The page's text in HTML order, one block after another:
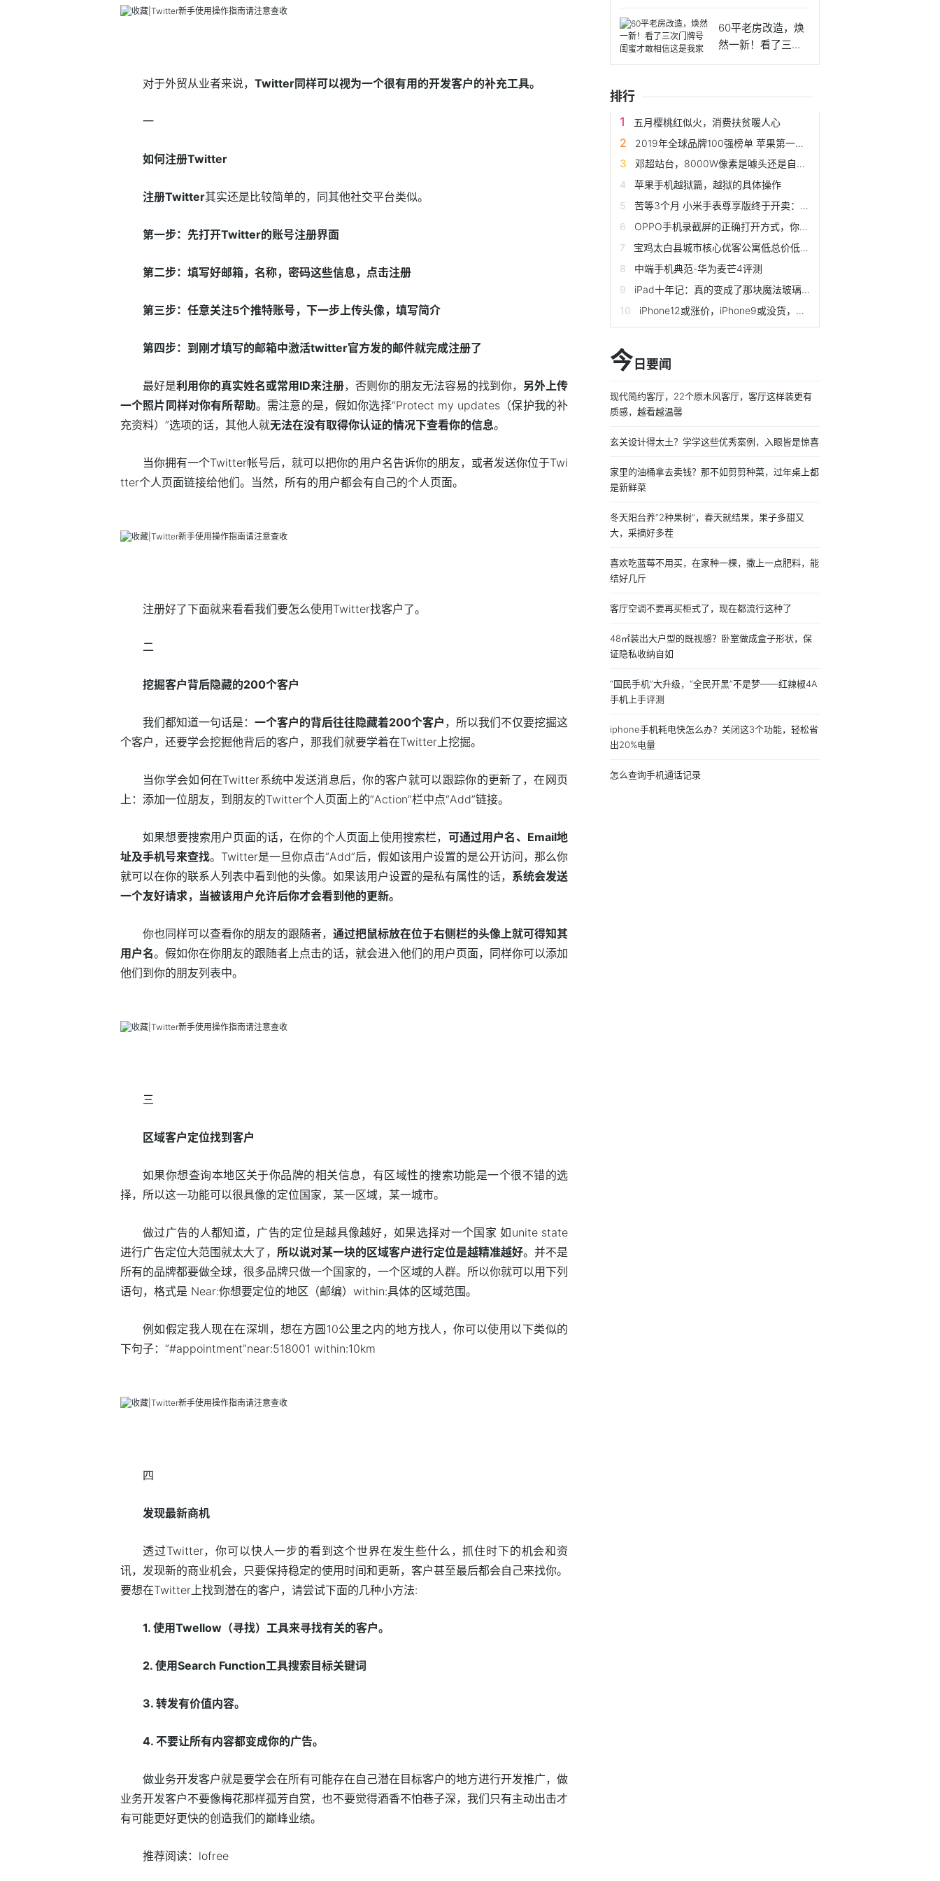
对于外贸从业者来说， Twitter同样可以视为一个很有用的开发客户的补充工具。
一
如何注册Twitter
注册Twitter其实还是比较简单的，同其他社交平台类似。
第一步：先打开Twitter的账号注册界面
第二步：填写好邮箱，名称，密码这些信息，点击注册
第三步：任意关注5个推特账号，下一步上传头像，填写简介
第四步：到刚才填写的邮箱中激活twitter官方发的邮件就完成注册了
最好是利用你的真实姓名或常用ID来注册，否则你的朋友无法容易的找到你， 另外上传
一个照片同样对你有所帮助。需注意的是，假如你选择“Protect my updates（保护我的补
充资料）”选项的话，其他人就无法在没有取得你认证的情况下查看你的信息。
当你拥有一个Twitter帐号后，就可以把你的用户名告诉你的朋友，或者发送你位于Twi
tter个人页面链接给他们。当然，所有的用户都会有自己的个人页面。
注册好了下面就来看看我们要怎么使用Twitter找客户了。
二
挖掘客户背后隐藏的200个客户
我们都知道一句话是： 一个客户的背后往往隐藏着200个客户 ，所以我们不仅要挖掘这
个客户，还要学会挖掘他背后的客户，那我们就要学着在Twitter上挖掘。
当你学会如何在Twitter系统中发送消息后，你的客户就可以跟踪你的更新了，在网页
上：添加一位朋友，到朋友的Twitter个人页面上的“Action”栏中点“Add”链接。
如果想要搜索用户页面的话，在你的个人页面上使用搜索栏， 可通过用户名、Email地
址及手机号来查找。Twitter是一旦你点击“Add”后，假如该用户设置的是公开访问，那么你
就可以在你的联系人列表中看到他的头像。如果该用户设置的是私有属性的话， 系统会发送
一个友好请求，当被该用户允许后你才会看到他的更新。
你也同样可以查看你的朋友的跟随者， 通过把鼠标放在位于右侧栏的头像上就可得知其
用户名。假如你在你朋友的跟随者上点击的话，就会进入他们的用户页面，同样你可以添加
他们到你的朋友列表中。
三
区域客户定位找到客户
如果你想查询本地区关于你品牌的相关信息，有区域性的搜索功能是一个很不错的选
择，所以这一功能可以很具像的定位国家，某一区域，某一城市。
做过广告的人都知道，广告的定位是越具像越好，如果选择对一个国家 如unite state
进行广告定位大范围就太大了， 所以说对某一块的区域客户进行定位是越精准越好。并不是
所有的品牌都要做全球，很多品牌只做一个国家的，一个区域的人群。所以你就可以用下列
语句，格式是 Near:你想要定位的地区（邮编）within:具体的区域范围。
例如假定我人现在在深圳，想在方圆10公里之内的地方找人，你可以使用以下类似的
下句子：“#appointment”near:518001 within:10km
四
发现最新商机
透过Twitter，你可以快人一步的看到这个世界在发生些什么，抓住时下的机会和资
讯，发现新的商业机会，只要保持稳定的使用时间和更新，客户甚至最后都会自己来找你。
要想在Twitter上找到潜在的客户，请尝试下面的几种小方法:
1. 使用Twellow（寻找）工具来寻找有关的客户。
2. 使用Search Function工具搜索目标关键词
3. 转发有价值内容。
4. 不要让所有内容都变成你的广告。
做业务开发客户就是要学会在所有可能存在自己潜在目标客户的地方进行开发推广，做
业务开发客户不要像梅花那样孤芳自赏，也不要觉得酒香不怕巷子深，我们只有主动出击才
有可能更好更快的创造我们的巅峰业绩。
推荐阅读： lofree
60平老房改造，焕
然一新！看了三次
门牌号
排行
五月樱桃红似火，消费扶贫暖人心
2019年全球品牌100强榜单 苹果第一华为上榜
邓超站台，8000W像素是噱头还是自信？酷比koobee F1手机开箱
苹果手机越狱篇，越狱的具体操作
苦等3个月 小米手表尊享版终于开卖：送399元耳机
OPPO手机录截屏的正确打开方式，你知道几种？
宝鸡太白县城市核心优客公寓低总价低门槛成就您多种生活选择！
中端手机典范-华为麦芒4评测
iPad十年记：真的变成了那块魔法玻璃了吗？
iPhone12或涨价，iPhone9或没货，苹果今年有点难
今 日要闻
现代简约客厅，22个原木风客厅，客厅这样装更有
质感，越看越温馨
玄关设计得太土？学学这些优秀案例，入眼皆是惊喜
家里的油桶拿去卖钱？那不如剪剪种菜，过年桌上都
是新鲜菜
冬天阳台养“2种果树”，春天就结果，果子多甜又
大，采摘好多茬
喜欢吃蓝莓不用买，在家种一棵，撒上一点肥料，能
结好几斤
客厅空调不要再买柜式了，现在都流行这种了
48㎡装出大户型的既视感？卧室做成盒子形状，保
证隐私收纳自如
“国民手机”大升级，“全民开黑”不是梦——红辣椒4A
手机上手评测
iphone手机耗电快怎么办？关闭这3个功能，轻松省
出20%电量
怎么查询手机通话记录